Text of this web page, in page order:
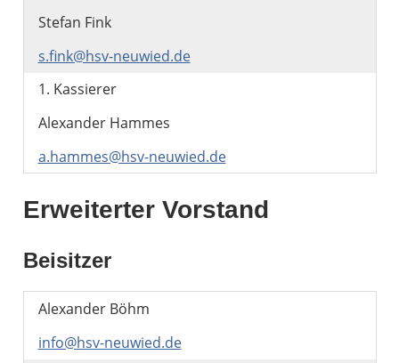
Stefan Fink
s.fink@hsv-neuwied.de
1. Kassierer
Alexander Hammes
a.hammes@hsv-neuwied.de
Erweiterter Vorstand
Beisitzer
Alexander Böhm
info@hsv-neuwied.de